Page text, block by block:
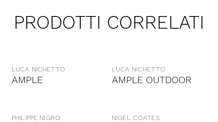
PRODOTTI CORRELATI
LUCA NICHETTO
AMPLE
LUCA NICHETTO
AMPLE OUTDOOR
PHILIPPE NIGRO NIGEL COATES